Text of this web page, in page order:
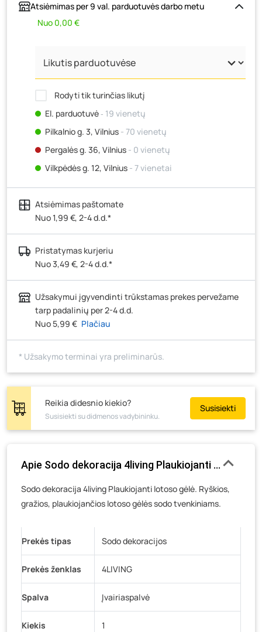
Atsiėmimas per 9 val. parduotuvės darbo metu
Nuo 0,00 €
Rodyti tik turinčias likutį
El. parduotuvė‐ 19 vienetų
Pilkalnio g. 3, Vilnius - 70 vienetų
Pergalės g. 36, Vilnius - 0 vienetų
Vilkpėdės g. 12, Vilnius - 7 vienetai
Ateities g. 15, Vilnius- 1 vienetas
Kauno r., Narsiečių k., Vytauto g. 183, Kaunas
vienetų
Šilutės pl. 83A, Klaipėda- 8 vienetai
Pramonės g. 7, Šiauliai
Klaipėdos g. 170R, Panevėžys
J. Basanavičiaus g. 6, Utena
Novočėbės k. 3, Kėdainiai
Skuodo g. 41, Mažeikiai- 43 vienetai
Žemaičių g. 2, Raseiniai
Pramonės g. 6E, Šilutė- 15 vienetų
Gedimino g. 54, Tauragė- 16 vienetų
Veteranų g. 11, Visaginas - 0 vienetų
Baravykų g. 1, Druskininkai - 0 vienetų
Vilniaus g. 89D, Ukmergė- 0 vienetų
K. Donelaičio g. 17, Rokiškis
Šaltupės g. 64, Zarasai- 0 vienetų
Atsiėmimas paštomate
Nuo 1,99 €, 2-4 d.d.*
Pristatymas kurjeriu
Nuo 3,49 €, 2-4 d.d.*
Užsakymui įgyvendinti trūkstamas prekes pervežame
tarp padalinių per 2-4 d.d.
Nuo 5,99 € Plačiau
* Užsakymo terminai yra preliminarūs.
Reikia didesnio kiekio?
Susisiekti su didmenos vadybininku.
Susisiekti
Apie Sodo dekoracija 4living Plaukiojanti lotoso
Sodo dekoracija 4living Plaukiojanti lotoso gėlė. Ryškios,
gražios, plaukiojančios lotoso gėlės sodo tvenkiniams.
Prekės tipas Sodo dekoracijos
Prekės ženklas 4LIVING
Spalva Įvairiaspalvė
Kiekis
1